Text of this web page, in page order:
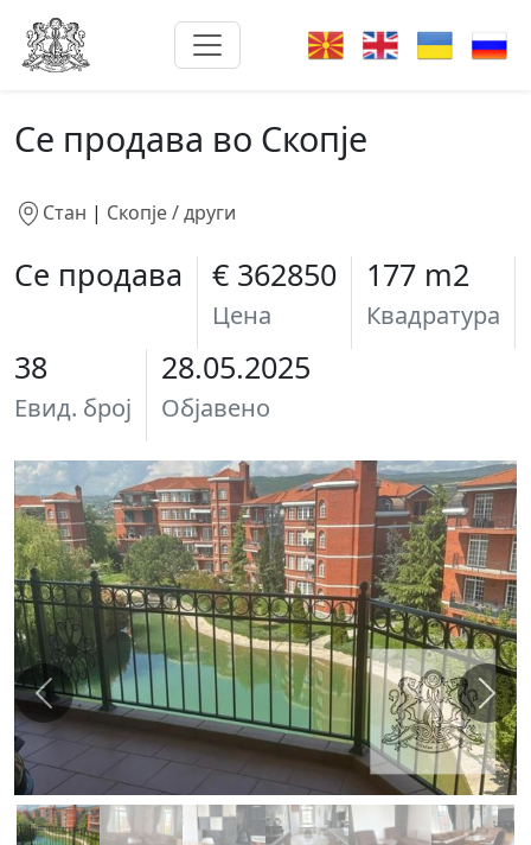
Се продава во Скопје
Стан | Скопје / други
Се продава € 362850
Цена
177 m2
Квадратура
38
Евид. број
28.05.2025
Објавено